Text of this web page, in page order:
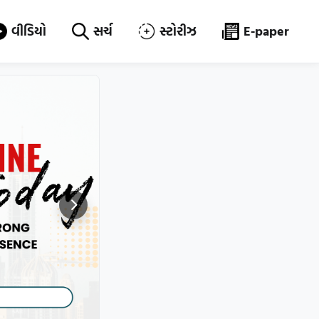
વીડિયો સર્ચ સ્ટોરીઝ E-paper